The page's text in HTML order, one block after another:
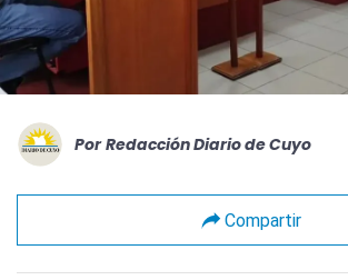
Por Redacción Diario de Cuyo
Compartir